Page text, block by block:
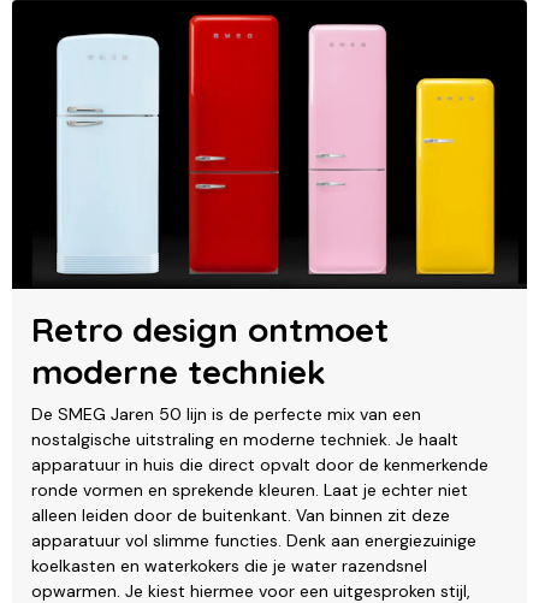
Retro design ontmoet
moderne techniek
De SMEG Jaren 50 lijn is de perfecte mix van een
nostalgische uitstraling en moderne techniek. Je haalt
apparatuur in huis die direct opvalt door de kenmerkende
ronde vormen en sprekende kleuren. Laat je echter niet
alleen leiden door de buitenkant. Van binnen zit deze
apparatuur vol slimme functies. Denk aan energiezuinige
koelkasten en waterkokers die je water razendsnel
opwarmen. Je kiest hiermee voor een uitgesproken stijl,